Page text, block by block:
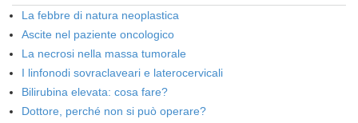
La febbre di natura neoplastica
Ascite nel paziente oncologico
La necrosi nella massa tumorale
I linfonodi sovraclaveari e laterocervicali
Bilirubina elevata: cosa fare?
Dottore, perché non si può operare?